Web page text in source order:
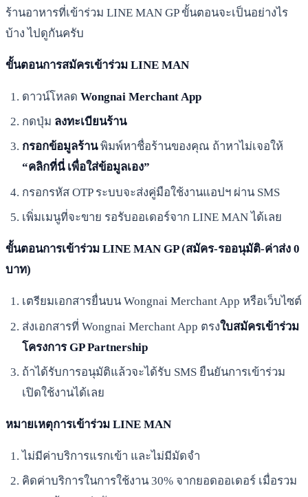
ร้านอาหารที่เข้าร่วม LINE MAN GP ขั้นตอนจะเป็นอย่างไร
บ้าง ไปดูกันครับ
ขั้นตอนการสมัครเข้าร่วม LINE MAN
ดาวน์โหลด Wongnai Merchant App
กดปุ่ม ลงทะเบียนร้าน
กรอกข้อมูลร้านพิมพ์หาชื่อร้านของคุณ ถ้าหาไม่เจอให้
“คลิกที่นี่ เพื่อใส่ข้อมูลเอง”
กรอกรหัส OTP ระบบจะส่งคู่มือใช้งานแอปฯ ผ่าน SMS
เพิ่มเมนูที่จะขาย รอรับออเดอร์จาก LINE MAN ได้เลย
ขั้นตอนการเข้าร่วม LINE MAN GP (สมัคร-รออนุมัติ-ค่าส่ง 0
บาท)
เตรียมเอกสารยื่นบน Wongnai Merchant App หรือเว็บไซต์
ส่งเอกสารที่ Wongnai Merchant App ตรงใบสมัครเข้าร่วม
โครงการ GP Partnership
ถ้าได้รับการอนุมัติแล้วจะได้รับ SMS ยืนยันการเข้าร่วม
เปิดใช้งานได้เลย
หมายเหตุการเข้าร่วม LINE MAN
ไม่มีค่าบริการแรกเข้า และไม่มีมัดจำ
คิดค่าบริการในการใช้งาน 30% จากยอดออเดอร์ เมื่อรวม